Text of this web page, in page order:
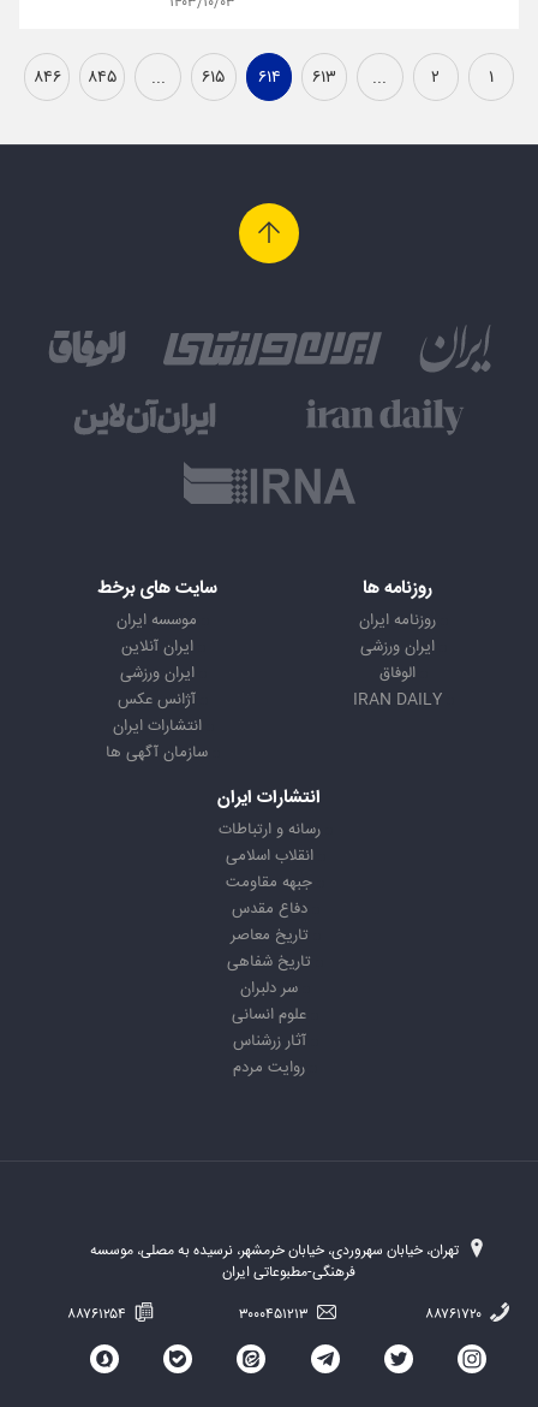
۱ ۲ ... ۶۱۳ ۶۱۴ ۶۱۵ ... ۸۴۵ ۸۴۶
روزنامه ها
روزنامه ایران
ایران ورزشی
الوفاق
IRAN DAILY
سایت های برخط
موسسه ایران
ایران آنلاین
ایران ورزشی
آژانس عکس
انتشارات ایران
سازمان آگهی ها
انتشارات ایران
رسانه و ارتباطات
انقلاب اسلامی
جبهه مقاومت
دفاع مقدس
تاریخ معاصر
تاریخ شفاهی
سر دلبران
علوم انسانی
آثار زرشناس
روایت مردم
تهران، خیابان سهروردی، خیابان خرمشهر، نرسیده به مصلی، موسسه
فرهنگی-مطبوعاتی ایران